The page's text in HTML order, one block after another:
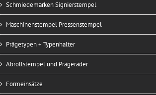
Schmiedemarken Signierstempel
Maschinenstempel Pressenstempel
Prägetypen + Typenhalter
Abrollstempel und Prägeräder
Formeinsätze